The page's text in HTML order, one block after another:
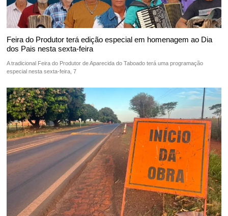
Feira do Produtor terá edição especial em homenagem ao Dia
dos Pais nesta sexta-feira
A tradicional Feira do Produtor de Aparecida do Taboado terá uma programação
especial nesta sexta-feira, 7